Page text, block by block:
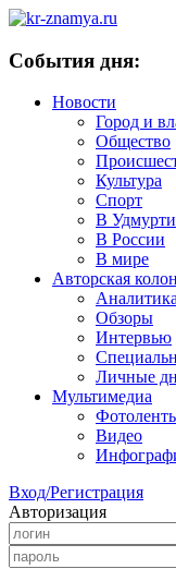
События дня:
Новости
Город и
Общество
Культура
Спорт
В
В России
В мире
Авторская
Обзоры
Интервью
Личные
Мультимедиа
Видео
Вход/Регистрация
Авторизация